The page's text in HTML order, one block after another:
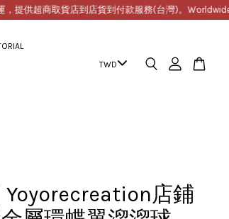
供超商取貨店到店貨到付款服務(台灣)。Worldwide
Yoyorecreation店鋪